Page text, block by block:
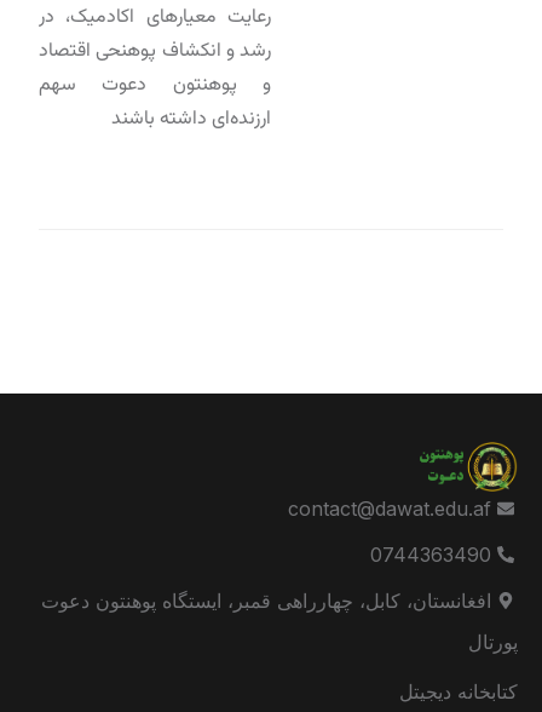
رعایت معیارهای اکادمیک، در
رشد و انکشاف پوهنحی اقتصاد
و پوهنتون دعوت سهم
ارزنده‌ای داشته باشند
contact@dawat.edu.af
0744363490
افغانستان، کابل، چهارراهی قمبر، ایستگاه پوهنتون دعوت
پورتال
کتابخانه دیجیتل